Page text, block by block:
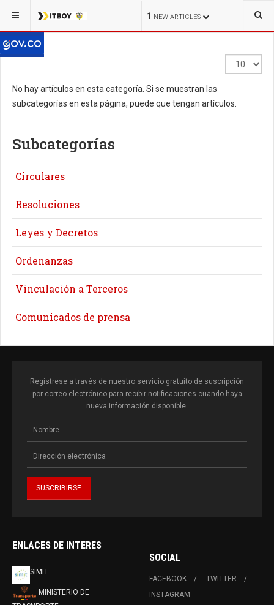
1 NEW ARTICLES
Cantidad
a
No hay artículos en esta categoría. Si se muestran las
subcategorías en esta página, puede que tengan artículos.
Subcategorías
Circulares
Resoluciones
Leyes y Decretos
Ordenanzas
Vinculación a Terceros
Comunicados de prensa
Regístrese a través de nuestro servicio gratuito de suscripción
por correo electrónico para recibir notificaciones cuando haya
nueva información disponible.
ENLACES DE INTERES
SIMIT
MINISTERIO DE
SOCIAL
FACEBOOK
TWITTER
INSTAGRAM